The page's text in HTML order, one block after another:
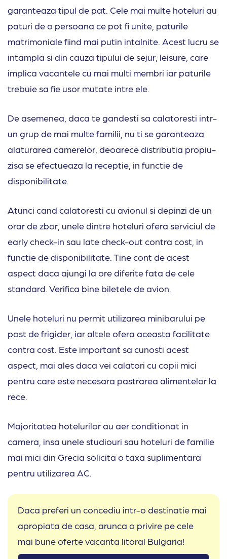
garanteaza tipul de pat. Cele mai multe hoteluri au
paturi de o persoana ce pot fi unite, paturile
matrimoniale fiind mai putin intalnite. Acest lucru se
intampla si din cauza tipului de sejur, leisure, care
implica vacantele cu mai multi membri iar paturile
trebuie sa fie usor mutate intre ele.
De asemenea, daca te gandesti sa calatoresti intr-
un grup de mai multe familii, nu ti se garanteaza
alaturarea camerelor, deoarece distributia propiu-
zisa se efectueaza la receptie, in functie de
disponibilitate.
Atunci cand calatoresti cu avionul si depinzi de un
orar de zbor, unele dintre hoteluri ofera serviciul de
early check-in sau late check-out contra cost, in
functie de disponibilitate. Tine cont de acest
aspect daca ajungi la ore diferite fata de cele
standard. Verifica bine biletele de avion.
Unele hoteluri nu permit utilizarea minibarului pe
post de frigider, iar altele ofera aceasta facilitate
contra cost. Este important sa cunosti acest
aspect, mai ales daca vei calatori cu copii mici
pentru care este necesara pastrarea alimentelor la
rece.
Majoritatea hotelurilor au aer conditionat in
camera, insa unele studiouri sau hoteluri de familie
mai mici din Grecia solicita o taxa suplimentara
pentru utilizarea AC.
Daca preferi un concediu intr-o destinatie mai
apropiata de casa, arunca o privire pe cele
mai bune oferte vacanta litoral Bulgaria!